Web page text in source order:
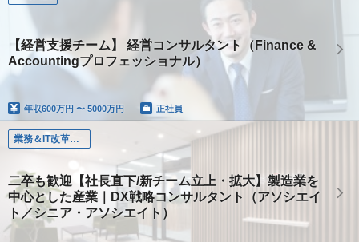
【経営支援チーム】 経営コンサルタント（Finance &
Accountingプロフェッショナル）
年収600万円 〜 5000万円 正社員
業務＆IT改革コンサルタント
二卒も歓迎【社長直下/新チーム立上・拡大】製造業を
中心とした産業｜DX戦略コンサルタント（アソシエイ
ト／シニア・アソシエイト）